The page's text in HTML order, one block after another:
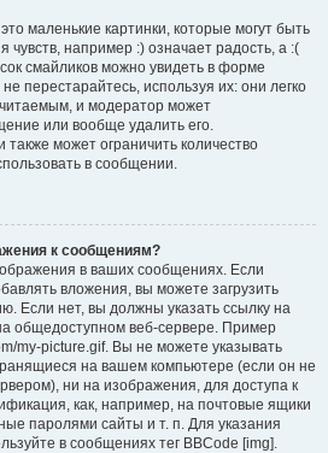
маленькие картинки, которые могут быть
например :) означает радость, а :(
смайликов можно увидеть в форме
перестарайтесь, используя их: они легко
и модератор может
или вообще удалить его.
может ограничить количество
в сообщении.
к сообщениям?
в ваших сообщениях. Если
вложения, вы можете загрузить
Если нет, вы должны указать ссылку на
общедоступном веб-сервере. Пример
my-picture.gif. Вы не можете указывать
на вашем компьютере (если он не
ни на изображения, для доступа к
как, например, на почтовые ящики
паролями сайты и т. п. Для указания
в сообщениях тег BBCode [img].